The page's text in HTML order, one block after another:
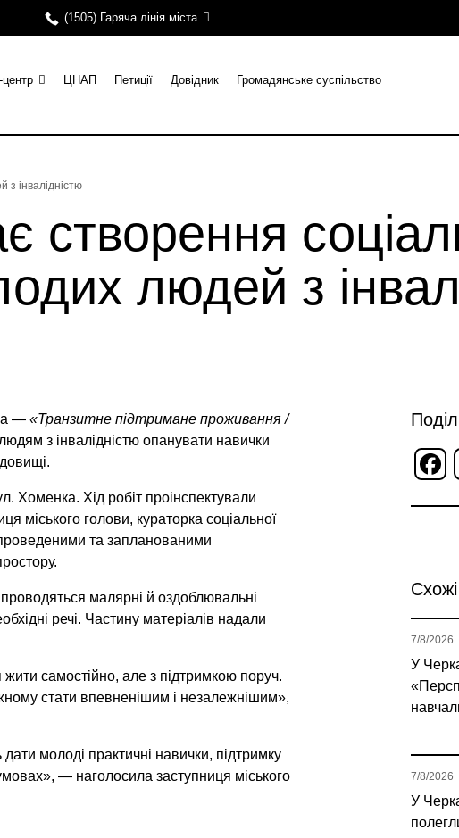
(1505) Гаряча лінія міста
ЦНАП Петиції Довідник Громадянське суспільство
з інвалідністю
створення
людей з
— «Транзитне підтримане проживання /
з інвалідністю опанувати навички
Хоменка. Хід робіт проінспектували
міського голови, кураторка соціальної
та запланованими
малярні й оздоблювальні
речі. Частину матеріалів надали
самостійно, але з підтримкою поруч.
стати впевненішим і незалежнішим»,
молоді практичні навички, підтримку
— наголосила заступниця міського
У
7/8/2026
У
7/8/2026